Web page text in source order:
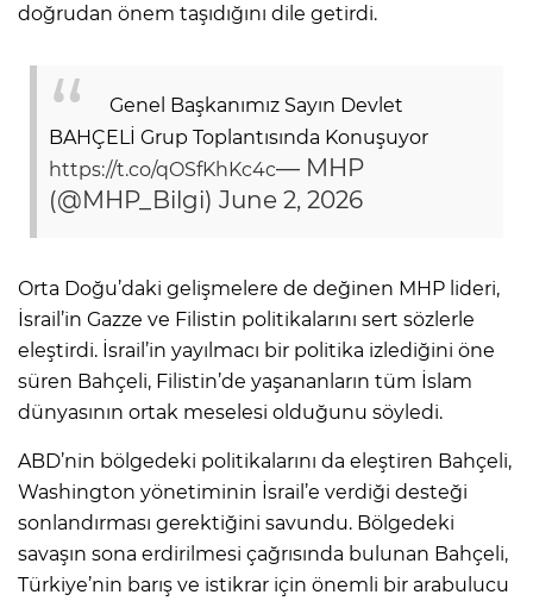
doğrudan önem taşıdığını dile getirdi.
Genel Başkanımız Sayın Devlet
BAHÇELİ Grup Toplantısında Konuşuyor
https://t.co/qOSfKhKc4c— MHP
(@MHP_Bilgi) June 2, 2026
Orta Doğu’daki gelişmelere de değinen MHP lideri,
İsrail’in Gazze ve Filistin politikalarını sert sözlerle
eleştirdi. İsrail’in yayılmacı bir politika izlediğini öne
süren Bahçeli, Filistin’de yaşananların tüm İslam
dünyasının ortak meselesi olduğunu söyledi.
ABD’nin bölgedeki politikalarını da eleştiren Bahçeli,
Washington yönetiminin İsrail’e verdiği desteği
sonlandırması gerektiğini savundu. Bölgedeki
savaşın sona erdirilmesi çağrısında bulunan Bahçeli,
Türkiye’nin barış ve istikrar için önemli bir arabulucu